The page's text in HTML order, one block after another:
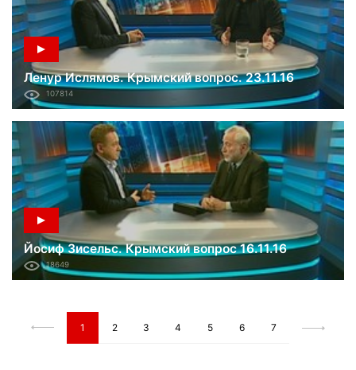
Ленур Ислямов. Крымский вопрос. 23.11.16
107814
Йосиф Зисельс. Крымский вопрос 16.11.16
18649
1 2 3 4 5 6 7